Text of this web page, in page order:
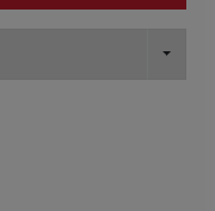
Toggle